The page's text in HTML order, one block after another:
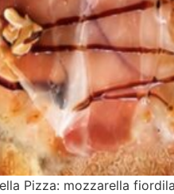
Pizza: mozzarella